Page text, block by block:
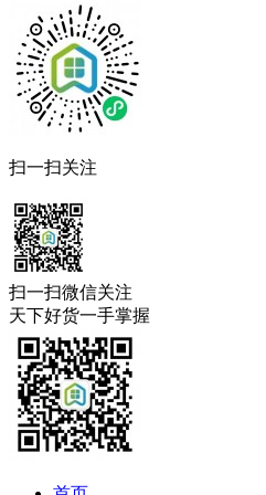
扫一扫关注
扫一扫微信关注
天下好货一手掌握